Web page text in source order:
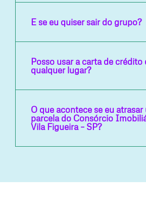
E se eu quiser sair do grupo?
Posso usar a carta de crédito
qualquer lugar?
O que acontece se eu atrasar
parcela do Consórcio
Vila Figueira – SP?